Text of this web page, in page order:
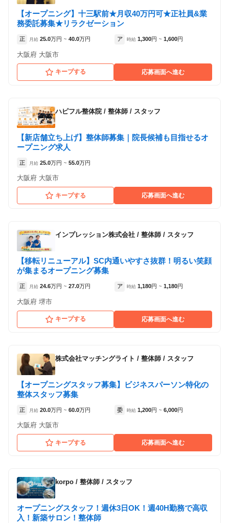
【オープニング】十三駅前★月収40万円可★正社員&業
務委託募集★リラクゼーション
正 月給 25.0万円 ~ 40.0万円 ア 時給 1,300円 ~ 1,600円
大阪府 大阪市
キープする 応募画面へ進む
ハピフル整体院 / 整体師 / スタッフ
【新店舗立ち上げ】整体師募集｜院長候補も目指せるオ
ープニング求人
正 月給 25.0万円 ~ 55.0万円
大阪府 大阪市
キープする 応募画面へ進む
インプレッション株式会社 / 整体師 / スタッフ
【移転リニューアル】SC内通いやすさ抜群！明るい笑顔
が集まるオープニング募集
正 月給 24.6万円 ~ 27.0万円 ア 時給 1,180円 ~ 1,180円
大阪府 堺市
キープする 応募画面へ進む
株式会社マッチングライト / 整体師 / スタッフ
【オープニングスタッフ募集】ビジネスパーソン特化の
整体スタッフ募集
正 月給 20.0万円 ~ 60.0万円 委 時給 1,200円 ~ 6,000円
大阪府 大阪市
キープする 応募画面へ進む
korpo / 整体師 / スタッフ
オープニングスタッフ！週休3日OK！週40H勤務で高収
入！新築サロン！整体師